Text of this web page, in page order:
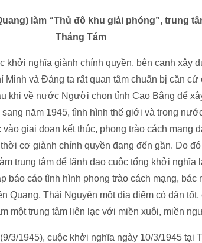
làm “Thủ đô khu giải phóng”, trung
Tháng Tám
khởi nghĩa giành chính quyền, bên cạnh xây
Minh và Đảng ta rất quan tâm chuẩn bị căn
khi về nước Người chọn tỉnh Cao Bằng để
năm 1945, tình hình thế giới và trong
giai đoạn kết thúc, phong trào cách mạng
cơ giành chính quyền đang đến gần. Do
trung tâm để lãnh đạo cuộc tổng khởi nghĩa
báo cáo tình hình phong trào cách mạng, bác
Quang, Thái Nguyên một địa điểm có dân
một trung tâm liên lạc với miền xuôi, miền
3/1945), cuộc khởi nghĩa ngày 10/3/1945 tại